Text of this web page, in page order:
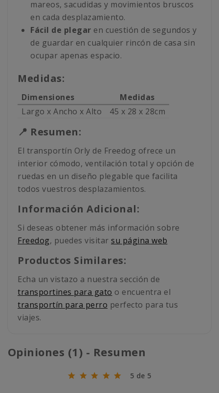
mareos, sacudidas y movimientos bruscos
en cada desplazamiento.
Fácil de plegar en cuestión de segundos y
de guardar en cualquier rincón de casa sin
ocupar apenas espacio.
Medidas:
Dimensiones
Medidas
Largo x Ancho x Alto
45 x 28 x 28cm
📍 Resumen:
El transportín Orly de Freedog ofrece un
interior cómodo, ventilación total y opción de
ruedas en un diseño plegable que facilita
todos vuestros desplazamientos.
Información Adicional:
Si deseas obtener más información sobre
Freedog, puedes visitar su página web
Productos Similares:
Echa un vistazo a nuestra sección de
transportines para gato o encuentra el
transportín para perro perfecto para tus
viajes.
Opiniones (1) - Resumen
5 de 5